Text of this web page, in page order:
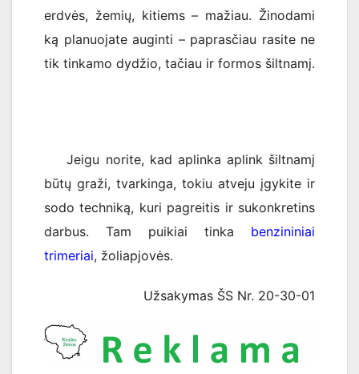
erdvės, žemių, kitiems – mažiau. Žinodami
ką planuojate auginti – paprasčiau rasite ne
tik tinkamo dydžio, tačiau ir formos šiltnamį.
Jeigu norite, kad aplinka aplink šiltnamį
būtų graži, tvarkinga, tokiu atveju įgykite ir
sodo techniką, kuri pagreitis ir sukonkretins
darbus. Tam puikiai tinka
benzininiai
trimeriai, žoliapjovės.
Užsakymas ŠS Nr. 20-30-01